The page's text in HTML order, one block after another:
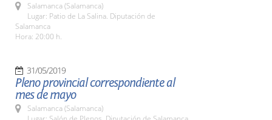
Salamanca (Salamanca)
Lugar: Patio de La Salina. Diputación de
Salamanca
Hora: 20:00 h.
31/05/2019
Pleno provincial correspondiente al
mes de mayo
Salamanca (Salamanca)